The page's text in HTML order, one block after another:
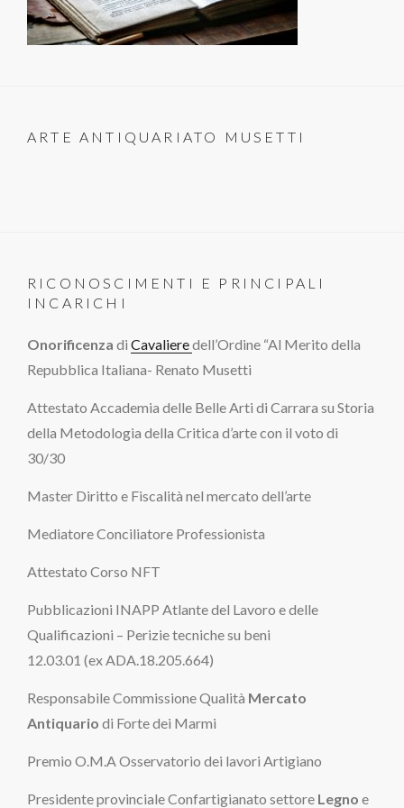
ARTE ANTIQUARIATO MUSETTI
RICONOSCIMENTI E PRINCIPALI
INCARICHI
Onorificenza di Cavalieredell’Ordine “Al Merito della
Repubblica Italiana- Renato Musetti
Attestato Accademia delle Belle Arti di Carrara su Storia
della Metodologia della Critica d’arte con il voto di
30/30
Master Diritto e Fiscalità nel mercato dell’arte
Mediatore Conciliatore Professionista
Attestato Corso NFT
Pubblicazioni INAPP Atlante del Lavoro e delle
Qualificazioni – Perizie tecniche su beni
12.03.01 (ex ADA.18.205.664)
Responsabile Commissione Qualità Mercato
Antiquario di Forte dei Marmi
Premio O.M.A Osservatorio dei lavori Artigiano
Presidente provinciale Confartigianato settore Legno e